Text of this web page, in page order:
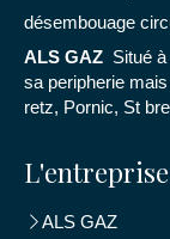
désembouage
ALS GAZ Situé
sa peripherie
retz, Pornic, St
L'entreprise
ALS GAZ